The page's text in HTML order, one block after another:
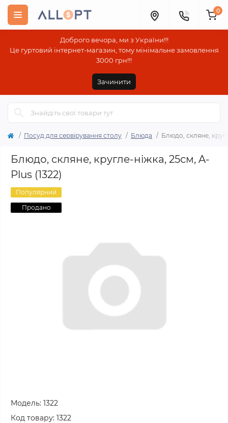
Доброго вечора, ми з України!!!
Це гуртовий інтернет-магазин, тому мінімальне замовлення
3000 грн!!!
Зачинити
0
Посуд для сервірування столу Блюда Блюдо, скляне,
Блюдо, скляне, кругле-ніжка, 25см, A-
Plus (1322)
Популярний
Продано
Модель: 1322
Код товару: 1322